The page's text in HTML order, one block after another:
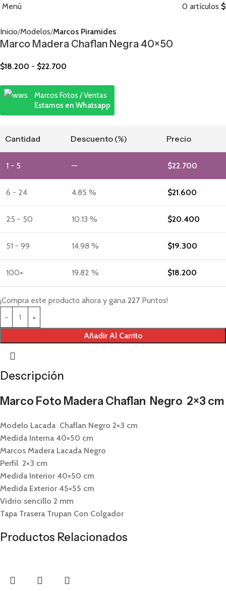
Menú 0 artículos $
Inicio Modelos Marcos Piramides
Marco Madera Chaflan Negra 40×50
$18.200 - $22.700
Marcos Fotos / Ventas
Estamos en Whatsapp
Cantidad Descuento (%) Precio
1 - 5 — $22.700
6 - 24 4.85 % $21.600
25 - 50 10.13 % $20.400
51 - 99 14.98 % $19.300
100+ 19.82 % $18.200
¡Compra este producto ahora y gana 227 Puntos!
Añadir Al Carrito
Descripción
Marco Foto Madera Chaflan Negro 2×3 cm
Modelo Lacada Chaflan Negro 2×3 cm
Medida Interna 40×50 cm
Marcos Madera Lacada Negro
Perfil 2×3 cm
Medida Interior 40×50 cm
Medida Exterior 45×55 cm
Vidrio sencillo 2 mm
Tapa Trasera Trupan Con Colgador
Productos Relacionados